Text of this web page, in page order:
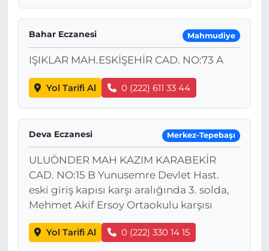
Bahar Eczanesi Mahmudiye
IŞIKLAR MAH.ESKİŞEHİR CAD. NO:73 A
Yol Tarifi Al 0 (222) 611 33 44
Deva Eczanesi Merkez-Tepebaşı
ULUÖNDER MAH KAZIM KARABEKİR
CAD. NO:15 B Yunusemre Devlet Hast.
eski giriş kapısı karşı aralığında 3. solda,
Mehmet Akif Ersoy Ortaokulu karşısı
Yol Tarifi Al 0 (222) 330 14 15